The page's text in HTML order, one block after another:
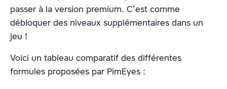
passer à la version premium. C’est comme
débloquer des niveaux supplémentaires dans un
jeu !
Voici un tableau comparatif des différentes
formules proposées par PimEyes :